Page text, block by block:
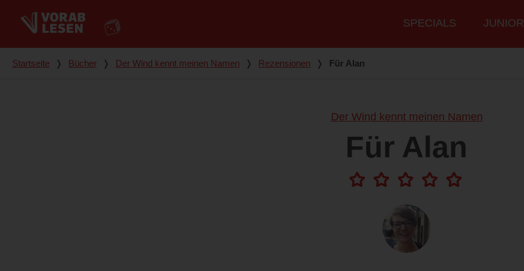
Hauptmenü
SPECIALS JUNIOR
Du bist hier
Startseite ❭ Bücher ❭ Der Wind kennt meinen Namen ❭ Rezensionen ❭ Für Alan
Der Wind kennt meinen Namen
Für Alan